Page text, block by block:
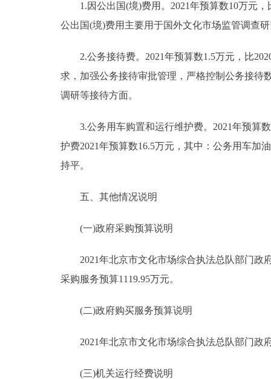
1.因公出国(境)费用。2021年预算数10万元，
公出国(境)费用主要用于国外文化市场监管调查
2.公务接待费。2021年预算数1.5万元，比
求，加强公务接待审批管理，严格控制公务接待
调研等接待方面。
3.公务用车购置和运行维护费。2021年预算数
护费2021年预算数16.5万元，其中：公务用车加
持平。
五、其他情况说明
(一)政府采购预算说明
2021年北京市文化市场综合执法总队部门政府
采购服务预算1119.95万元。
(二)政府购买服务预算说明
2021年北京市文化市场综合执法总队部门政府
(三)机关运行经费说明